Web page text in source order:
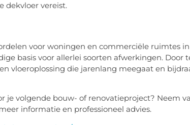
dekvloer vereist.
voor woningen en commerciële ruimtes
basis voor allerlei soorten afwerkingen. Door
vloeroplossing die jarenlang meegaat en
je volgende bouw- of renovatieproject? Neem
informatie en professioneel advies.